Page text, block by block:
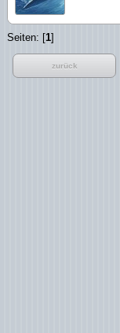
Seiten: [1]
zurück